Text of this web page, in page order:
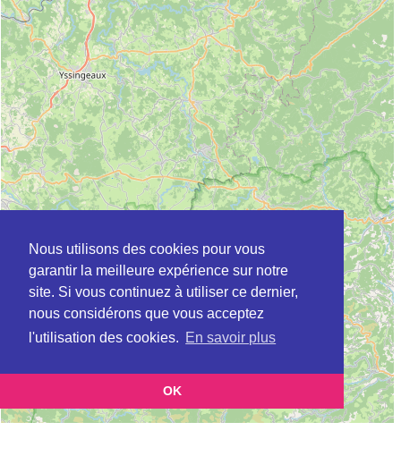
Nous utilisons des cookies pour vous
garantir la meilleure expérience sur notre
site. Si vous continuez à utiliser ce dernier,
nous considérons que vous acceptez
l'utilisation des cookies. En savoir plus
OK